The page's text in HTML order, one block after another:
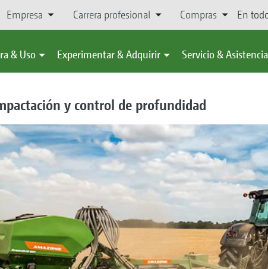
Empresa Carrera profesional Compras En
& Uso Experimentar & Adquirir Servicio & Asistencia
y control de profundidad